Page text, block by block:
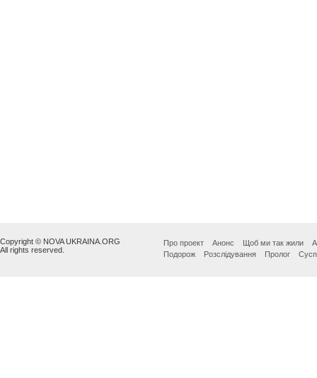
Copyright © NOVA UKRAINA.ORG
All rights reserved.
Про проект Анонс Щоб ми так жили
Подорож
Розслідування Пролог